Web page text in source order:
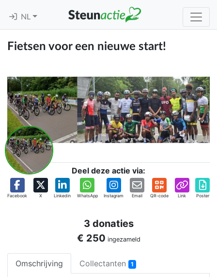
NL
Fietsen voor een nieuwe start!
Deel deze actie via:
Facebook X Linkedin WhatsApp Instagram Email QR-code Link Poster
3 donaties
€ 250 ingezameld
Omschrijving Collectanten 1